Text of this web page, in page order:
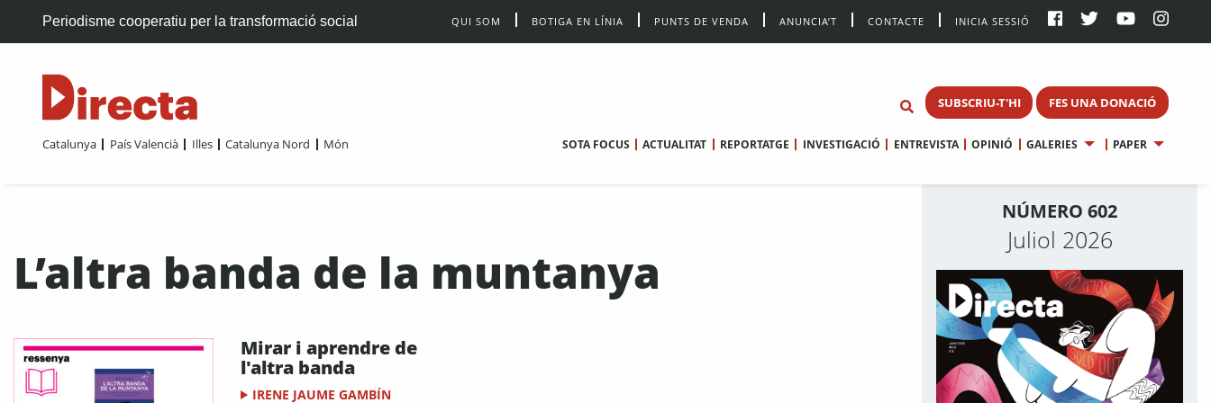
Periodisme cooperatiu per la transformació social QUI SOM BOTIGA EN LÍNIA PUNTS DE VENDA ANUNCIA’T CONTACTE INICIA SESSIÓ
SUBSCRIU-T'HI FES UNA DONACIÓ
Catalunya País Valencià Illes Catalunya Nord Món SOTA FOCUS ACTUALITAT REPORTATGE INVESTIGACIÓ ENTREVISTA OPINIÓ GALERIES PAPER
L’altra banda de la muntanya
Mirar i aprendre de
l'altra banda
IRENE JAUME GAMBÍN
NÚMERO 602
Juliol 2026